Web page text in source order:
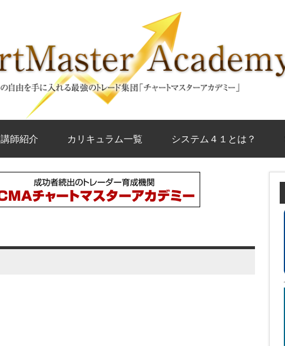
講師紹介 カリキュラム一覧 システム４１とは？